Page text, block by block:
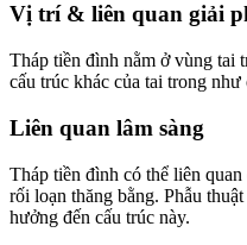
Vị trí & liên quan giải
Tháp tiền đình nằm ở vùng tai
cấu trúc khác của tai trong như
Liên quan lâm sàng
Tháp tiền đình có thể liên
rối loạn thăng bằng. Phẫu
hưởng đến cấu trúc này.